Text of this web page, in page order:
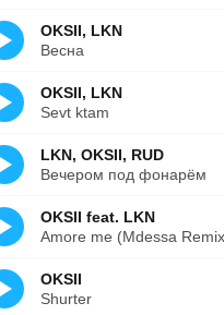
OKSII, LKN
Весна
OKSII, LKN
Sevt ktam
LKN, OKSII, RUD
Вечером под фонарём
OKSII feat. LKN
Amore me (Mdessa
OKSII
Shurter